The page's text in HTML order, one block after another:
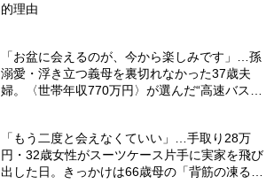
的理由
「お盆に会えるのが、今から楽しみです」…孫
溺愛・浮き立つ義母を裏切れなかった37歳夫
婦。〈世帯年収770万円〉が選んだ“高速バス帰
「もう二度と会えなくていい」…手取り28万
円・32歳女性がスーツケース片手に実家を飛び
出した日。きっかけは66歳母の「背筋の凍る一